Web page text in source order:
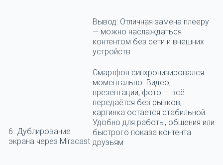
Вывод: Отличная замена плееру
— можно наслаждаться
контентом без сети и внешних
устройств
6. Дублирование
экрана через Miracast
Смартфон синхронизировался
моментально. Видео,
презентации, фото — всё
передаётся без рывков,
картинка остается стабильной.
Удобно для работы, общения или
быстрого показа контента
друзьям